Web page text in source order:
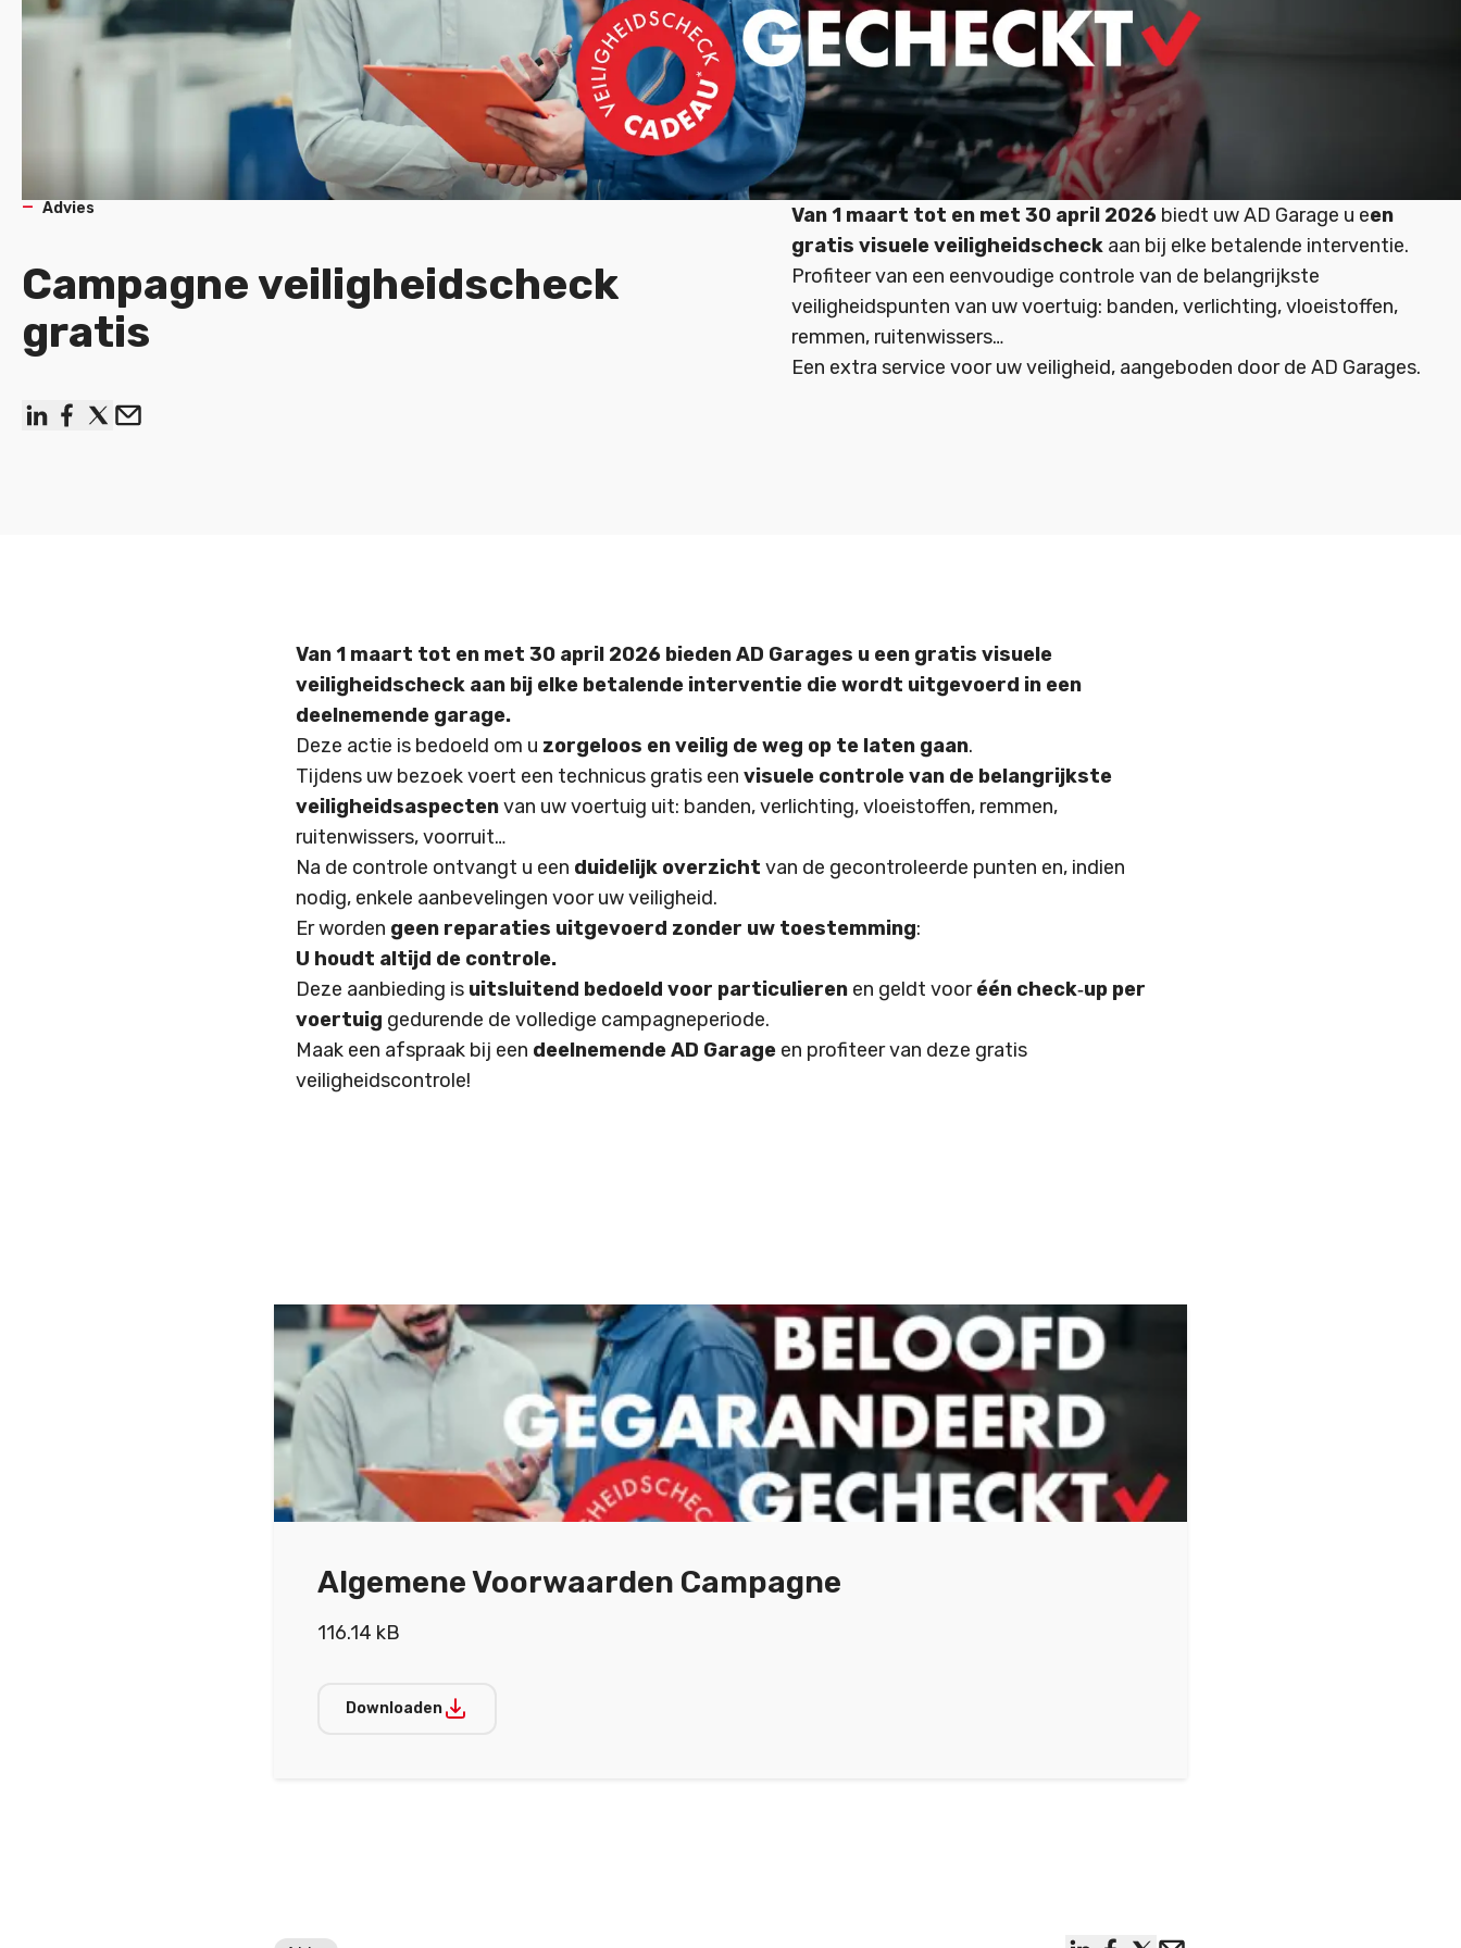
Advies
Campagne veiligheidscheck
gratis
Van 1 maart tot en met 30 april 2026 biedt uw AD Garage u een
gratis visuele veiligheidscheck aan bij elke betalende interventie.
Profiteer van een eenvoudige controle van de belangrijkste
veiligheidspunten van uw voertuig: banden, verlichting, vloeistoffen,
remmen, ruitenwissers…
Een extra service voor uw veiligheid, aangeboden door de AD Garages.
Van 1 maart tot en met 30 april 2026 bieden AD Garages u een gratis visuele
veiligheidscheck aan bij elke betalende interventie die wordt uitgevoerd in een
deelnemende garage.
Deze actie is bedoeld om u zorgeloos en veilig de weg op te laten gaan.
Tijdens uw bezoek voert een technicus gratis een visuele controle van de belangrijkste
veiligheidsaspectenvan uw voertuig uit: banden, verlichting, vloeistoffen, remmen,
ruitenwissers, voorruit…
Na de controle ontvangt u een duidelijk overzicht van de gecontroleerde punten en, indien
nodig, enkele aanbevelingen voor uw veiligheid.
Er worden geen reparaties uitgevoerd zonder uw toestemming:
U houdt altijd de controle.
Deze aanbieding is uitsluitend bedoeld voor particulieren en geldt vooréén check‑up per
voertuig gedurende de volledige campagneperiode.
Maak een afspraak bij een deelnemende AD Garage en profiteer van deze gratis
veiligheidscontrole!
Algemene Voorwaarden Campagne
116.14 kB
Downloaden